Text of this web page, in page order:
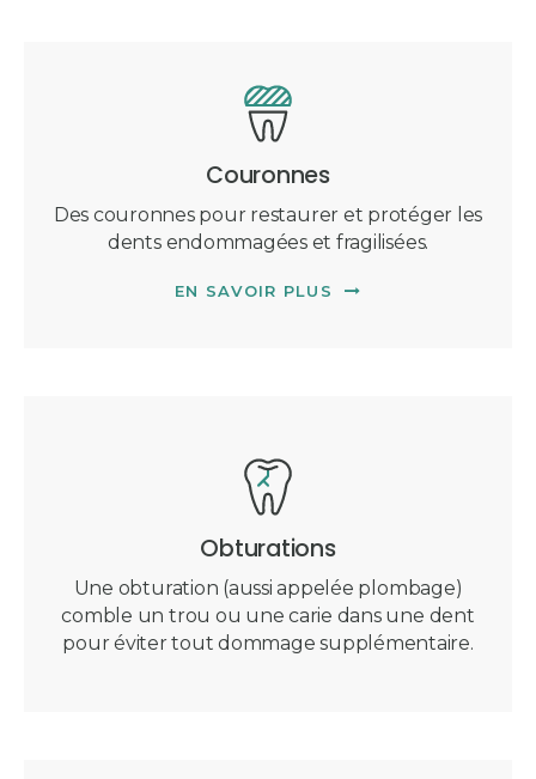
Couronnes
Des couronnes pour restaurer et protéger les
dents endommagées et fragilisées.
EN SAVOIR PLUS
Obturations
Une obturation (aussi appelée plombage)
comble un trou ou une carie dans une dent
pour éviter tout dommage supplémentaire.